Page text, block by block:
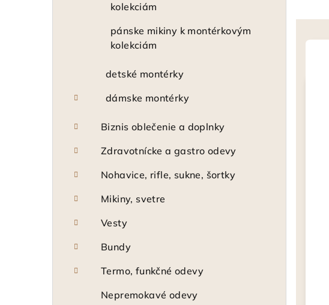
kolekciám
pánske mikiny k montérkovým
kolekciám
detské montérky
dámske montérky
Biznis oblečenie a doplnky
Zdravotnícke a gastro odevy
Nohavice, rifle, sukne, šortky
Mikiny, svetre
Vesty
Bundy
Termo, funkčné odevy
Nepremokavé odevy